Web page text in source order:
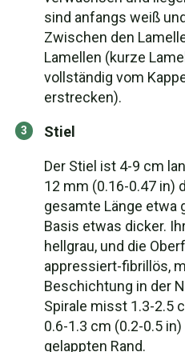
sind anfangs weiß
Zwischen den
Lamellen (kurze
vollständig vom
erstrecken).
Stiel
Der Stiel ist 4-9 cm
12 mm (0.16-0.47 in)
gesamte Länge etwa
Basis etwas dicker.
hellgrau, und die
appressiert-fibrillös,
Beschichtung in der
Spirale misst 1.3-2.5
0.6-1.3 cm (0.2-0.5
gelappten Rand.